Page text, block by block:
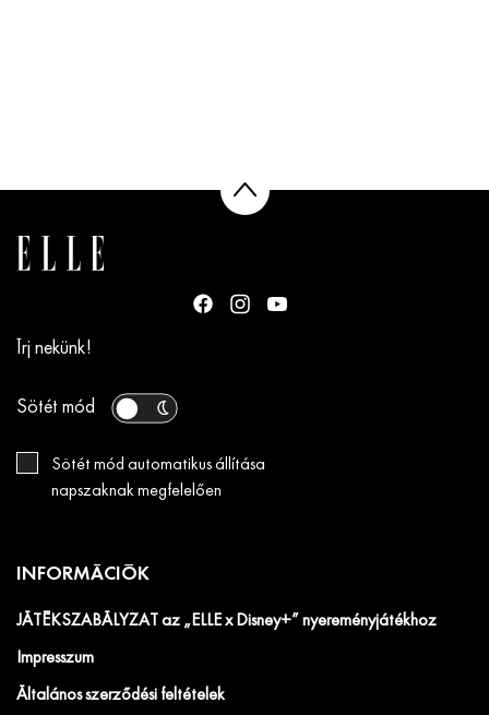
Írj nekünk!
Sötét mód
Sötét mód automatikus állítása
napszaknak megfelelően
INFORMÁCIÓK
JÁTÉKSZABÁLYZAT az „ELLE x Disney+” nyereményjátékhoz
Impresszum
Általános szerződési feltételek